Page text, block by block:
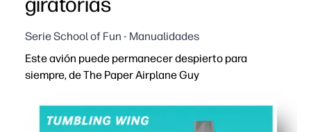
Serie School of Fun - Manualidades
Este avión puede permanecer despierto para
siempre, de The Paper Airplane Guy